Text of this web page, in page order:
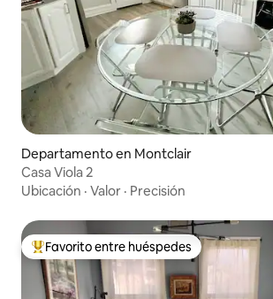
Departamento en Montclair
Casa Viola 2
Ubicación · Valor · Precisión
De los mejores en Favorito entre huéspedes
Favorito entre huéspedes